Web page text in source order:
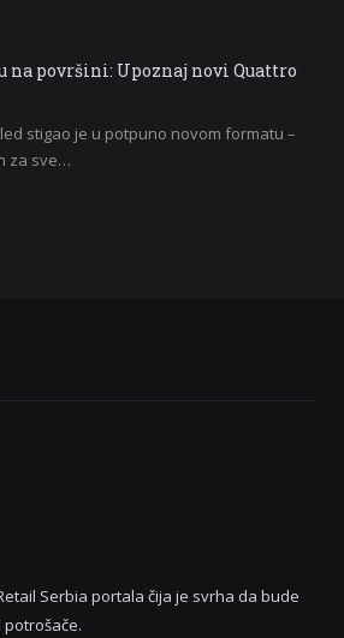
na površini: Upoznaj novi Quattro
stigao je u potpuno novom formatu –
za sve…
Serbia portala čija je svrha da bude